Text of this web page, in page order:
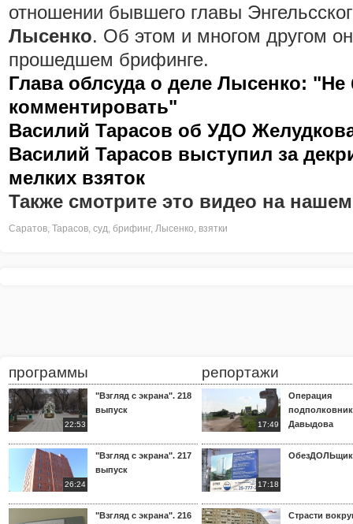
отношении бывшего главы
Лысенко. Об этом и многом другом
прошедшем брифинге.
Глава облсуда о деле Лысенко: "Не
комментировать"
Василий Тарасов об УДО
Василий Тарасов выступил за
мелких взяток
Также смотрите это видео на
Саратов, Тарасов, суд, брифинг, Лысенко, взятки
программы
22:53
"Взгляд с экрана". 218
выпуск
26:24
"Взгляд с экрана". 217
выпуск
"Взгляд с экрана". 216
репортажи
17:49
Операция
Давыдова
17:18
Страсти